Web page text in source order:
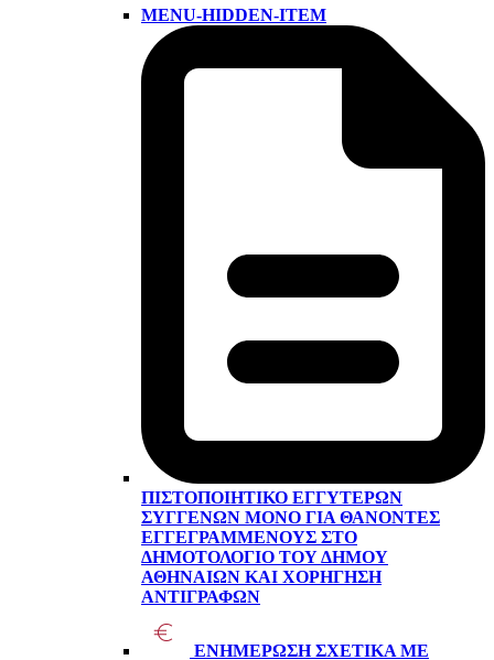
MENU-HIDDEN-ITEM
ΠΙΣΤΟΠΟΙΗΤΙΚΌ ΕΓΓΥΤΈΡΩΝ
ΣΥΓΓΕΝΏΝ ΜΌΝΟ ΓΙΑ ΘΑΝΌΝΤΕΣ
ΕΓΓΕΓΡΑΜΜΈΝΟΥΣ ΣΤΟ
ΔΗΜΟΤΟΛΌΓΙΟ ΤΟΥ ΔΉΜΟΥ
ΑΘΗΝΑΊΩΝ ΚΑΙ ΧΟΡΉΓΗΣΗ
ΑΝΤΙΓΡΆΦΩΝ
ΕΝΗΜΈΡΩΣΗ ΣΧΕΤΙΚΆ ΜΕ